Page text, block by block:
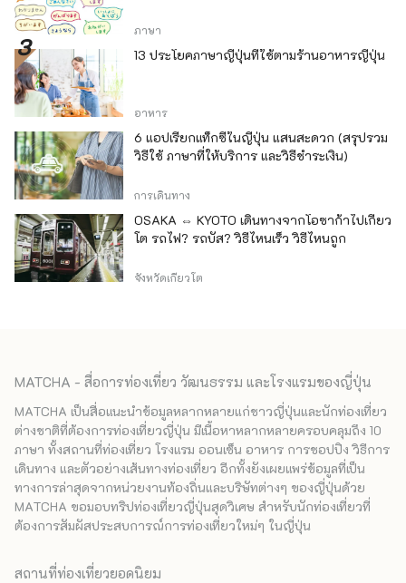
ภาษา
13 ประโยคภาษาญี่ปุ่นที่ใช้ตามร้านอาหารญี่ปุ่น
อาหาร
6 แอปเรียกแท็กซี่ในญี่ปุ่น แสนสะดวก (สรุปรวม
วิธีใช้ ภาษาที่ให้บริการ และวิธีชำระเงิน)
การเดินทาง
OSAKA ⇔ KYOTO เดินทางจากโอซาก้าไปเกียว
โต รถไฟ? รถบัส? วิธีไหนเร็ว วิธีไหนถูก
จังหวัดเกียวโต
MATCHA - สื่อการท่องเที่ยว วัฒนธรรม และโรงแรมของญี่ปุ่น
MATCHA เป็นสื่อแนะนำข้อมูลหลากหลายแก่ชาวญี่ปุ่นและนักท่องเที่ยว
ต่างชาติที่ต้องการท่องเที่ยวญี่ปุ่น มีเนื้อหาหลากหลายครอบคลุมถึง 10
ภาษา ทั้งสถานที่ท่องเที่ยว โรงแรม ออนเซ็น อาหาร การชอปปิง วิธีการ
เดินทาง และตัวอย่างเส้นทางท่องเที่ยว อีกทั้งยังเผยแพร่ข้อมูลที่เป็น
ทางการล่าสุดจากหน่วยงานท้องถิ่นและบริษัทต่างๆ ของญี่ปุ่นด้วย
MATCHA ขอมอบทริปท่องเที่ยวญี่ปุ่นสุดวิเศษ สำหรับนักท่องเที่ยวที่
ต้องการสัมผัสประสบการณ์การท่องเที่ยวใหม่ๆ ในญี่ปุ่น
สถานที่ท่องเที่ยวยอดนิยม